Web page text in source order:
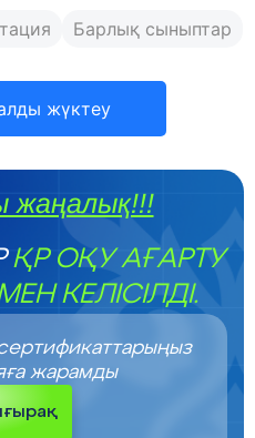
Барлық сыныптар
жүктеу
ҚР ОҚУ АҒАРТУ
КЕЛІСІЛДІ.
жарамды